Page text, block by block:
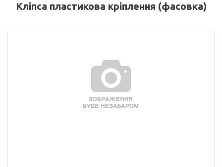
Кліпса пластикова кріплення (фасовка)